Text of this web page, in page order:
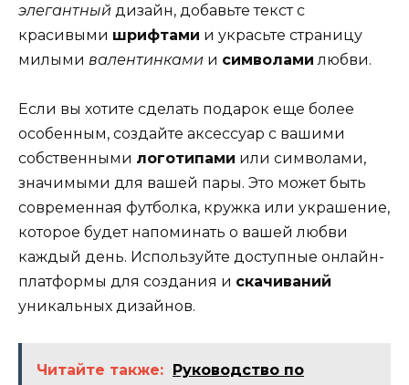
элегантный дизайн, добавьте текст с
красивыми шрифтами и украсьте страницу
милыми валентинками и символами любви.
Если вы хотите сделать подарок еще более
особенным, создайте аксессуар с вашими
собственными логотипами или символами,
значимыми для вашей пары. Это может быть
современная футболка, кружка или украшение,
которое будет напоминать о вашей любви
каждый день. Используйте доступные онлайн-
платформы для создания и скачиваний
уникальных дизайнов.
Читайте также:
Руководство по